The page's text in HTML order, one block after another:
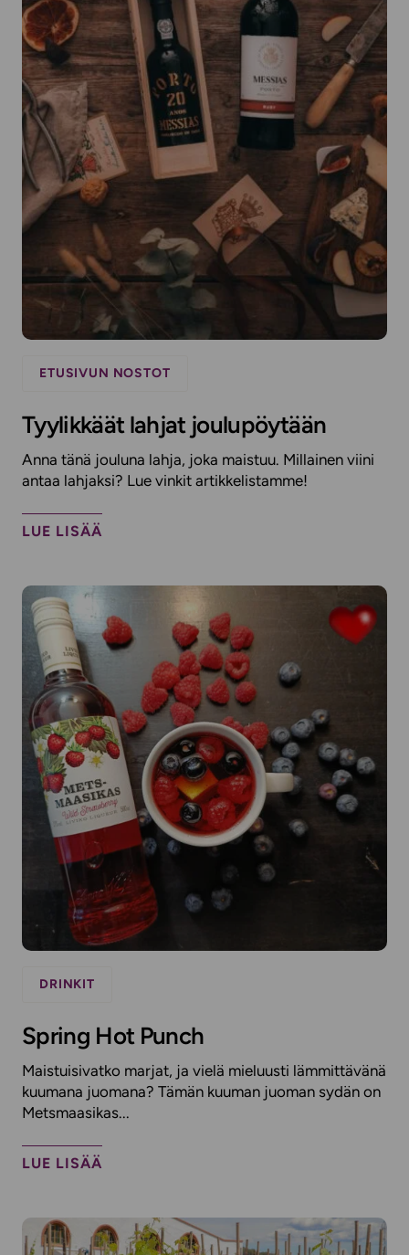
ETUSIVUN NOSTOT
Tyylikkäät lahjat joulupöytään
Anna tänä jouluna lahja, joka maistuu. Millainen viini
antaa lahjaksi? Lue vinkit artikkelistamme!
LUE LISÄÄ
DRINKIT
Spring Hot Punch
Maistuisivatko marjat, ja vielä mieluusti lämmittävänä
kuumana juomana? Tämän kuuman juoman sydän on
Metsmaasikas...
LUE LISÄÄ